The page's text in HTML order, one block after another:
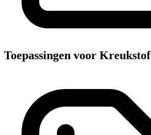
Toepassingen voor Kreukstof